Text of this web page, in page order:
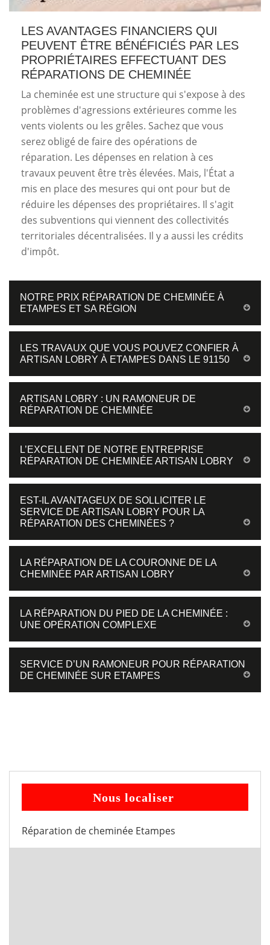
LES AVANTAGES FINANCIERS QUI
PEUVENT ÊTRE BÉNÉFICIÉS PAR LES
PROPRIÉTAIRES EFFECTUANT DES
RÉPARATIONS DE CHEMINÉE
La cheminée est une structure qui s'expose à des
problèmes d'agressions extérieures comme les
vents violents ou les grêles. Sachez que vous
serez obligé de faire des opérations de
réparation. Les dépenses en relation à ces
travaux peuvent être très élevées. Mais, l'État a
mis en place des mesures qui ont pour but de
réduire les dépenses des propriétaires. Il s'agit
des subventions qui viennent des collectivités
territoriales décentralisées. Il y a aussi les crédits
d'impôt.
NOTRE PRIX RÉPARATION DE CHEMINÉE À
ETAMPES ET SA RÉGION
LES TRAVAUX QUE VOUS POUVEZ CONFIER À
ARTISAN LOBRY À ETAMPES DANS LE 91150
ARTISAN LOBRY : UN RAMONEUR DE
RÉPARATION DE CHEMINÉE
L’EXCELLENT DE NOTRE ENTREPRISE
RÉPARATION DE CHEMINÉE ARTISAN LOBRY
EST-IL AVANTAGEUX DE SOLLICITER LE
SERVICE DE ARTISAN LOBRY POUR LA
RÉPARATION DES CHEMINÉES ?
LA RÉPARATION DE LA COURONNE DE LA
CHEMINÉE PAR ARTISAN LOBRY
LA RÉPARATION DU PIED DE LA CHEMINÉE :
UNE OPÉRATION COMPLEXE
SERVICE D’UN RAMONEUR POUR RÉPARATION
DE CHEMINÉE SUR ETAMPES
Nous localiser
Réparation de cheminée Etampes